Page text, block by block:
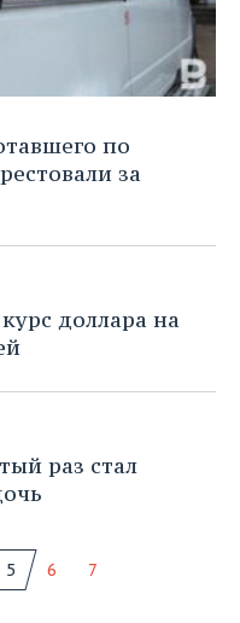
по
за
доллара на
раз стал
5 6 7